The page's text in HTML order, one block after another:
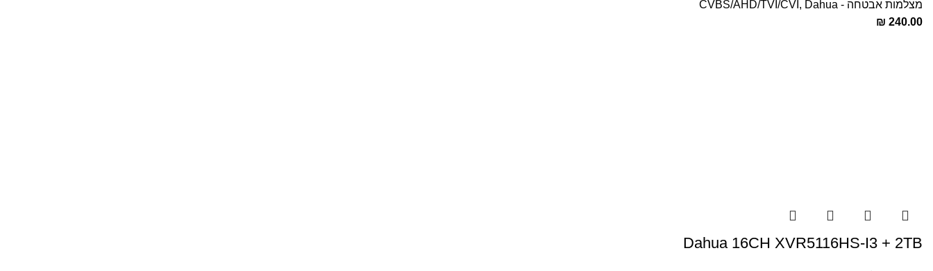
מצלמות אבטחה - CVBS/AHD/TVI/CVI , Dahua
₪ 240.00
Dahua 16CH XVR5116HS-I3 + 2TB